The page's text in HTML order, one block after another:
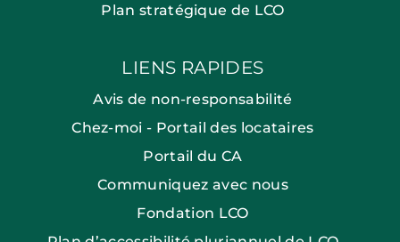
Plan stratégique de LCO
LIENS RAPIDES
Avis de non-responsabilité
Chez-moi - Portail des locataires
Portail du CA
Communiquez avec nous
Fondation LCO